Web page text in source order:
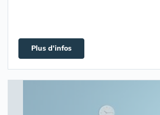
Plus d'infos